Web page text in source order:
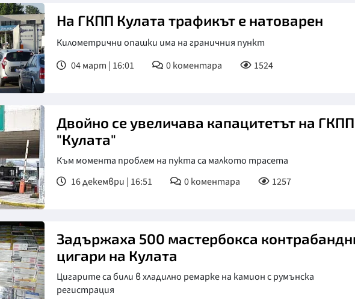
На ГКПП Кулата трафикът е натоварен
Километрични опашки има на граничния пункт
04 март | 16:01
0коментара 1524
Двойно се увеличава капацитетът на ГКПП
"Кулата"
Към момента проблем на пукта са малкото трасета
16 декември | 16:51
0коментара 1257
Задържаха 500 мастербокса
цигари на Кулата
Цигарите са били в хладилно ремарке на камион с румънска
регистрация